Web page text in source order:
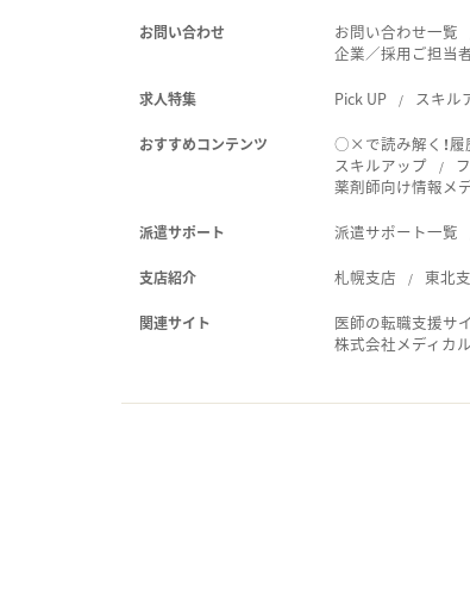
お問い合わせ お問い合わせ一覧
企業／採用ご担当
求人特集 Pick UP スキル
おすすめコンテンツ ○×で読み解く！履
スキルアップ
薬剤師向け情報メデ
派遣サポート 派遣サポート一覧
支店紹介 札幌支店 東北
関連サイト 医師の転職支援サ
株式会社メディカ